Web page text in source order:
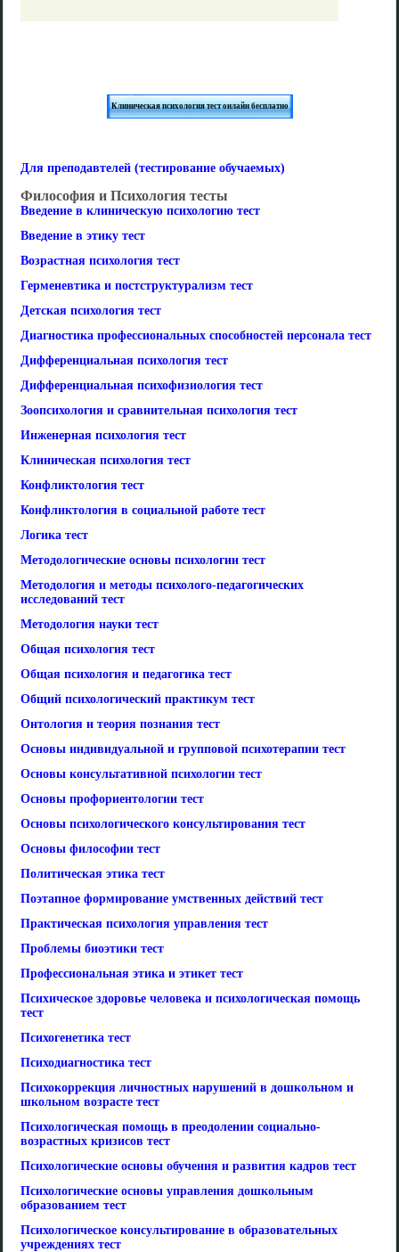
Клиническая психология тест онлайн бесплатно
Для преподавтелей (тестирование обучаемых)
Философия и Психология тесты
Введение в клиническую психологию тест
Введение в этику тест
Возрастная психология тест
Герменевтика и постструктурализм тест
Детская психология тест
Диагностика профессиональных способностей персонала тест
Дифференциальная психология тест
Дифференциальная психофизиология тест
Зоопсихология и сравнительная психология тест
Инженерная психология тест
Клиническая психология тест
Конфликтология тест
Конфликтология в социальной работе тест
Логика тест
Методологические основы психологии тест
Методология и методы психолого-педагогических
исследований тест
Методология науки тест
Общая психология тест
Общая психология и педагогика тест
Общий психологический практикум тест
Онтология и теория познания тест
Основы индивидуальной и групповой психотерапии тест
Основы консультативной психологии тест
Основы профориентологии тест
Основы психологического консультирования тест
Основы философии тест
Политическая этика тест
Поэтапное формирование умственных действий тест
Практическая психология управления тест
Проблемы биоэтики тест
Профессиональная этика и этикет тест
Психическое здоровье человека и психологическая помощь
тест
Психогенетика тест
Психодиагностика тест
Психокоррекция личностных нарушений в дошкольном и
школьном возрасте тест
Психологическая помощь в преодолении социально-
возрастных кризисов тест
Психологические основы обучения и развития кадров тест
Психологические основы управления дошкольным
образованием тест
Психологическое консультирование в образовательных
учреждениях тест